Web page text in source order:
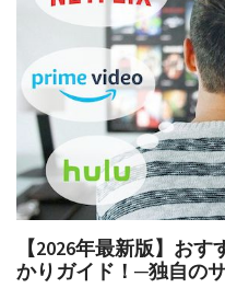
【2026年最新版】お
かりガイド！─独自の